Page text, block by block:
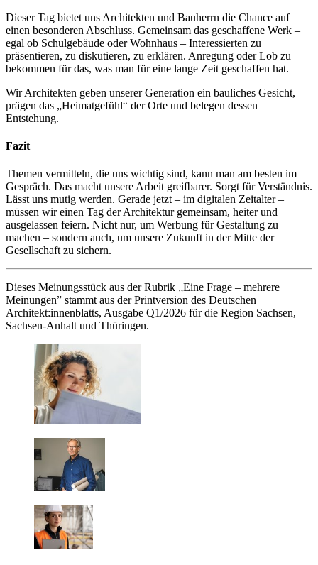
Dieser Tag bietet uns Architekten und Bauherrn die Chance auf
einen besonderen Abschluss. Gemeinsam das geschaffene Werk –
egal ob Schulgebäude oder Wohnhaus – Interessierten zu
präsentieren, zu diskutieren, zu erklären. Anregung oder Lob zu
bekommen für das, was man für eine lange Zeit geschaffen hat.
Wir Architekten geben unserer Generation ein bauliches Gesicht,
prägen das „Heimatgefühl“ der Orte und belegen dessen
Entstehung.
Fazit
Themen vermitteln, die uns wichtig sind, kann man am besten im
Gespräch. Das macht unsere Arbeit greifbarer. Sorgt für Verständnis.
Lässt uns mutig werden. Gerade jetzt – im digitalen Zeitalter –
müssen wir einen Tag der Architektur gemeinsam, heiter und
ausgelassen feiern. Nicht nur, um Werbung für Gestaltung zu
machen – sondern auch, um unsere Zukunft in der Mitte der
Gesellschaft zu sichern.
Dieses Meinungsstück aus der Rubrik „Eine Frage – mehrere
Meinungen” stammt aus der Printversion des Deutschen
Architekt:innenblatts, Ausgabe Q1/2026 für die Region Sachsen,
Sachsen-Anhalt und Thüringen.